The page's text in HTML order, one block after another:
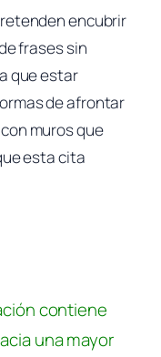
encubrir
frases sin
que estar
de afrontar
muros que
esta cita
contiene
una mayor